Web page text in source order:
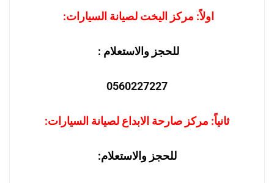
اولاً: مركز اليخت لصيانة السيارات:
للحجز والاستعلام :
0560227227
ثانياً: مركز صارحة الابداع لصيانة السيارات:
للحجز والاستعلام: